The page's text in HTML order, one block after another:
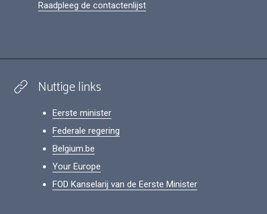
Raadpleeg de contactenlijst
Nuttige links
Eerste minister
Federale regering
Belgium.be
Your Europe
FOD Kanselarij van de Eerste Minister